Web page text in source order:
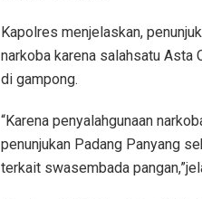
Kapolres menjelaskan,
narkoba karena salahsatu Asta
di gampong.
“Karena penyalahgunaan
penunjukan Padang Panyang
terkait swasembada